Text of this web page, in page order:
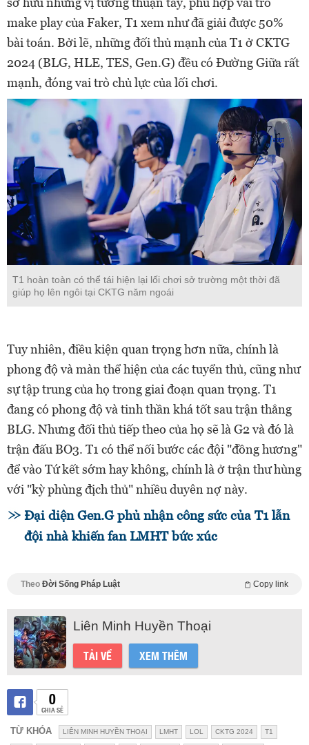
make play của Faker, T1 xem như đã giải được 50%
bài toán. Bởi lẽ, những đối thủ mạnh của T1 ở CKTG
2024 (BLG, HLE, TES, Gen.G) đều có Đường Giữa rất
mạnh, đóng vai trò chủ lực của lối chơi.
T1 hoàn toàn có thể tái hiện lại lối chơi sở trường một thời đã
giúp họ lên ngôi tại CKTG năm ngoái
Tuy nhiên, điều kiện quan trọng hơn nữa, chính là
phong độ và màn thể hiện của các tuyển thủ, cũng như
sự tập trung của họ trong giai đoạn quan trọng. T1
đang có phong độ và tinh thần khá tốt sau trận thắng
BLG. Nhưng đối thủ tiếp theo của họ sẽ là G2 và đó là
trận đấu BO3. T1 có thể nối bước các đội "đồng hương"
để vào Tứ kết sớm hay không, chính là ở trận thư hùng
với "kỳ phùng địch thủ" nhiều duyên nợ này.
Đại diện Gen.G phủ nhận công sức của T1 lẫn
đội nhà khiến fan LMHT bức xúc
Theo Đời Sống Pháp Luật Copy link
Liên Minh Huyền Thoại
TẢI VỀ XEM THÊM
0
CHIA SẺ
TỪ KHÓA LIÊN MINH HUYỀN THOẠI LMHT LOL CKTG 2024 T1